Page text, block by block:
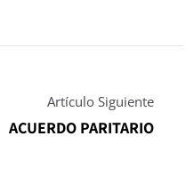
Artículo Siguiente
ACUERDO PARITARIO